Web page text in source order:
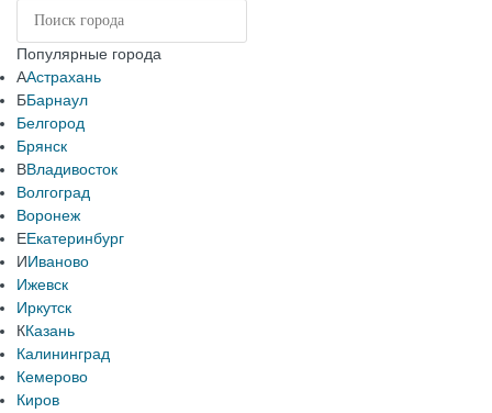
Популярные города
ААстрахань
ББарнаул
Белгород
Брянск
ВВладивосток
Волгоград
Воронеж
ЕЕкатеринбург
ИИваново
Ижевск
Иркутск
ККазань
Калининград
Кемерово
Киров